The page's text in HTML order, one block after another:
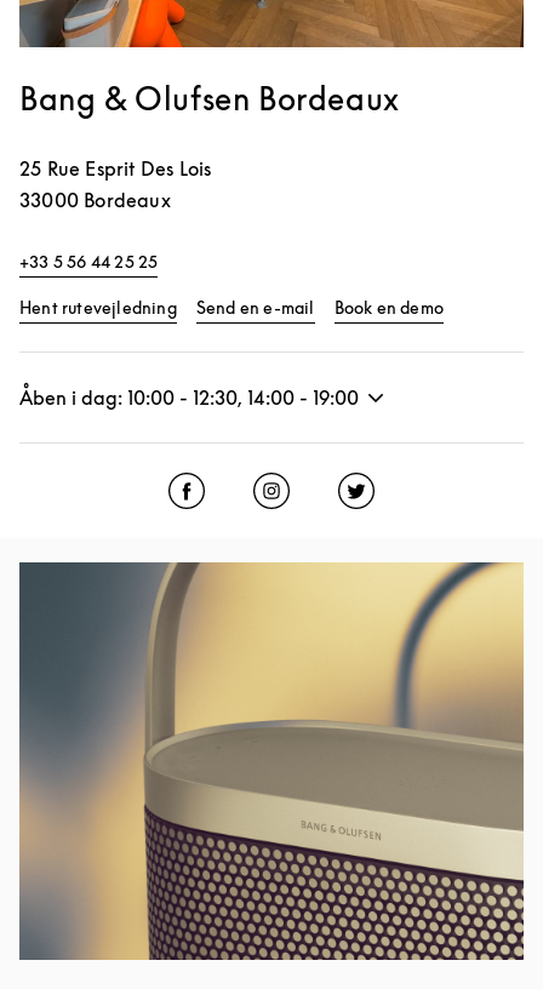
Bang & Olufsen Bordeaux
25 Rue Esprit Des Lois
33000 Bordeaux
+33 5 56 44 25 25
Hent rutevejledningLink Opens in New Tab
Send en e-mail Book en demo
Åben i dag: 10:00 - 12:30, 14:00 - 19:00
Click to open Facebook
Link Opens in New Tab
Click to open Instagram
Link Opens in New Tab
Click to open Twitter
Link Opens in